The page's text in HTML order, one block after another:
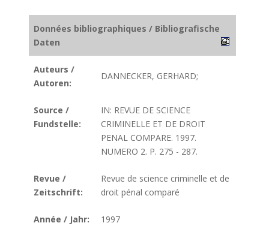
Données bibliographiques / Bibliografische
Daten
Auteurs /
Autoren:
DANNECKER, GERHARD;
Source /
Fundstelle:
IN: REVUE DE SCIENCE
CRIMINELLE ET DE DROIT
PENAL COMPARE. 1997.
NUMERO 2. P. 275 - 287.
Revue /
Zeitschrift:
Revue de science criminelle et de
droit pénal comparé
Année / Jahr: 1997